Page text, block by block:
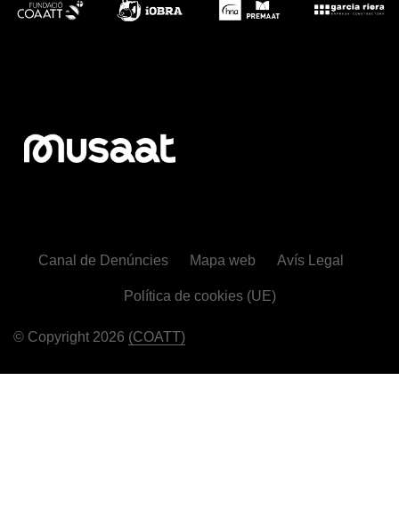
© Copyright 2026 (COATT)
Canal de Denúncies Mapa web Avís Legal
Política de cookies (UE)